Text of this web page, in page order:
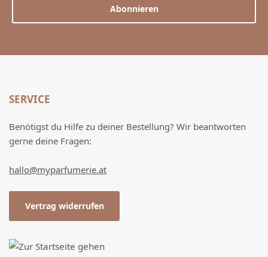
Abonnieren
SERVICE
Benötigst du Hilfe zu deiner Bestellung? Wir beantworten
gerne deine Fragen:
hallo@myparfumerie.at
Vertrag widerrufen